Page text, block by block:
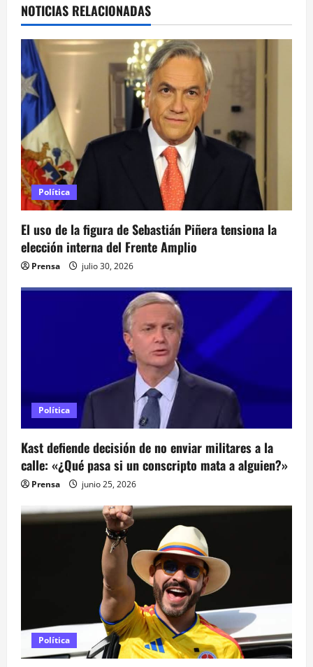
c
i
ó
n
d
e
e
n
t
r
s
NOTICIAS RELACIONADAS
Política
El uso de la figura de Sebastián Piñera tensiona la
elección interna del Frente Amplio
Prensa julio 30, 2026
Política
Kast defiende decisión de no enviar militares a la
calle: «¿Qué pasa si un conscripto mata a alguien?»
Prensa junio 25, 2026
Política